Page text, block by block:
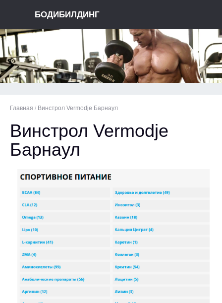
БОДИБИЛДИНГ
Главная / Винстрол Vermodje Барнаул
Винстрол Vermodje
Барнаул